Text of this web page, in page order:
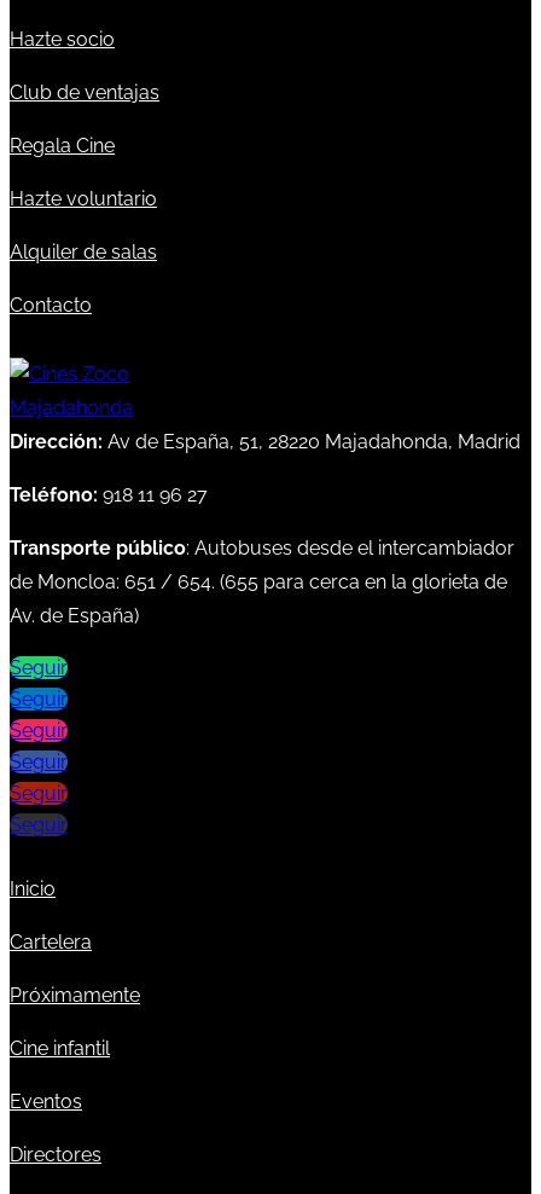
Hazte socio
Club de ventajas
Regala Cine
Hazte voluntario
Alquiler de salas
Contacto
Dirección: Av de España, 51, 28220 Majadahonda, Madrid
Teléfono: 918 11 96 27
Transporte público: Autobuses desde el intercambiador
de Moncloa: 651 / 654. (655 para cerca en la glorieta de
Av. de España)
Seguir
Seguir
Seguir
Seguir
Seguir
Seguir
Inicio
Cartelera
Próximamente
Cine infantil
Eventos
Directores